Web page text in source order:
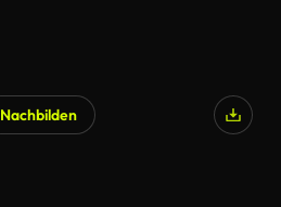
Nachbilden